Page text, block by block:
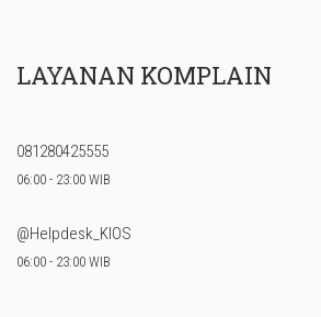
LAYANAN KOMPLAIN
081280425555
06:00 - 23:00 WIB
@Helpdesk_KIOS
06:00 - 23:00 WIB